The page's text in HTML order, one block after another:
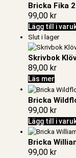
Bricka Fika
99,00 kr
Lägg till i
Slut i lager
Skrivbok
89,00 kr
Läs mer
Bricka
99,00 kr
Lägg till i
Bricka
99,00 kr